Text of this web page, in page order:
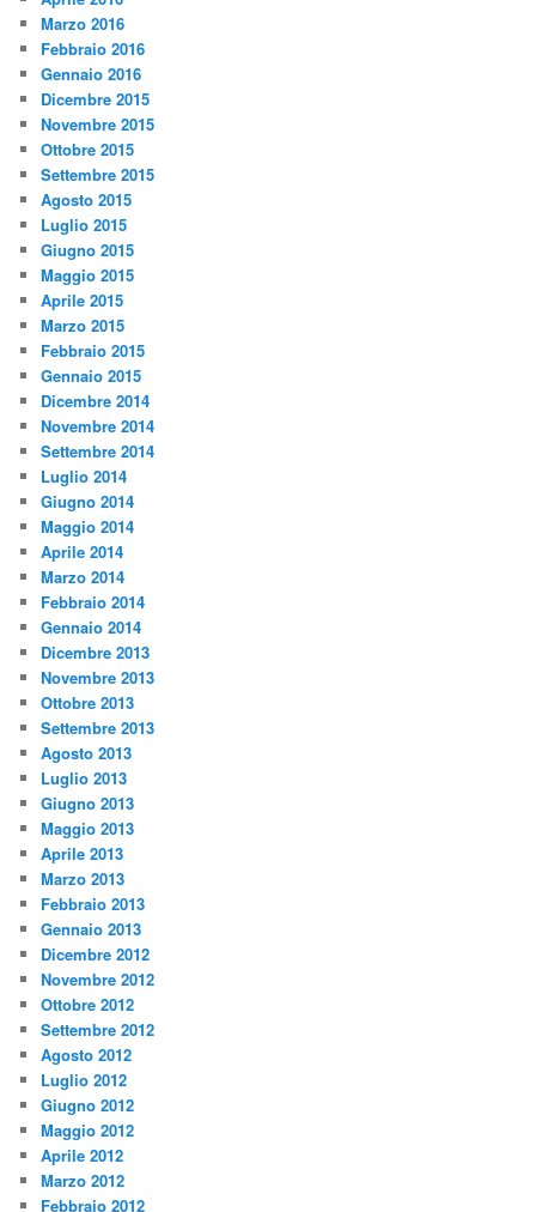
Marzo 2016
Febbraio 2016
Gennaio 2016
Dicembre 2015
Novembre 2015
Ottobre 2015
Settembre 2015
Agosto 2015
Luglio 2015
Giugno 2015
Maggio 2015
Aprile 2015
Marzo 2015
Febbraio 2015
Gennaio 2015
Dicembre 2014
Novembre 2014
Settembre 2014
Luglio 2014
Giugno 2014
Maggio 2014
Aprile 2014
Marzo 2014
Febbraio 2014
Gennaio 2014
Dicembre 2013
Novembre 2013
Ottobre 2013
Settembre 2013
Agosto 2013
Luglio 2013
Giugno 2013
Maggio 2013
Aprile 2013
Marzo 2013
Febbraio 2013
Gennaio 2013
Dicembre 2012
Novembre 2012
Ottobre 2012
Settembre 2012
Agosto 2012
Luglio 2012
Giugno 2012
Maggio 2012
Aprile 2012
Marzo 2012
Febbraio 2012